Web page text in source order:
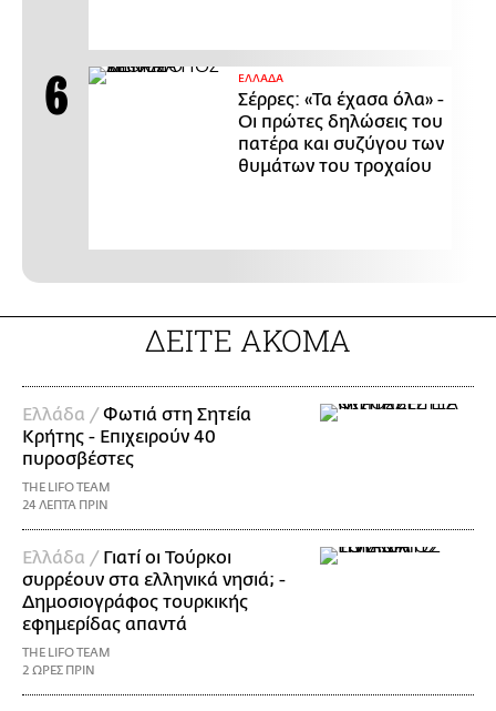
ΕΛΛΑΔΑ
Σέρρες: «Τα έχασα όλα» -
Οι πρώτες δηλώσεις του
πατέρα και συζύγου των
θυμάτων του τροχαίου
ΔΕΙΤΕ ΑΚΟΜΑ
Ελλάδα /Φωτιά στη Σητεία
Κρήτης - Επιχειρούν 40
πυροσβέστες
THE LIFO TEAM
24 ΛΕΠΤΑ ΠΡΙΝ
Ελλάδα / Γιατί οι Τούρκοι
συρρέουν στα ελληνικά νησιά; -
Δημοσιογράφος τουρκικής
εφημερίδας απαντά
THE LIFO TEAM
2 ΩΡΕΣ ΠΡΙΝ